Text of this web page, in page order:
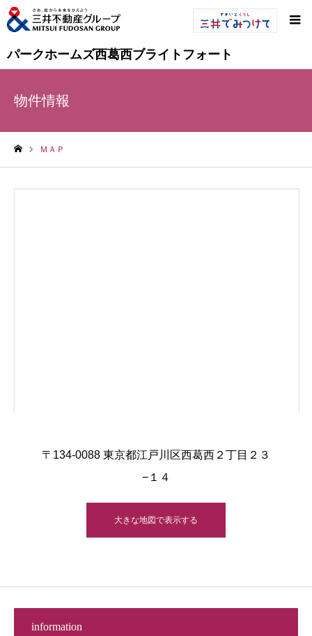
パークホームズ西葛西ブライトフォート
物件情報
ＭＡＰ
〒134-0088 東京都江戸川区西葛西２丁目２３
−１４
大きな地図で表示する
information